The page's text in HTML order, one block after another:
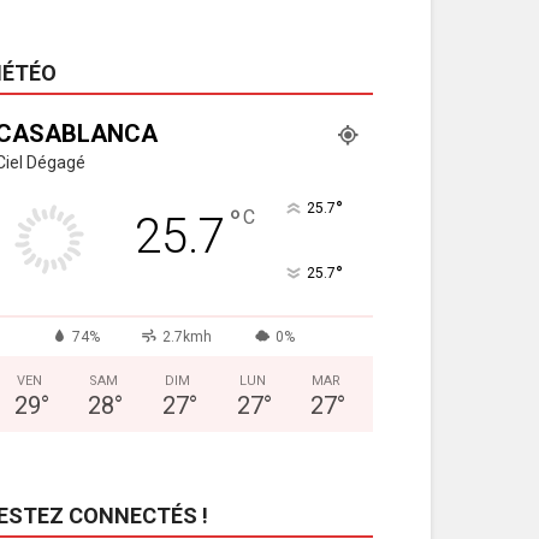
Dégagé
25.7 °C 25.7°
25.7°
74% 2.7kmh 0%
VEN
29°
SAM
28°
DIM
27°
LUN
27°
MAR
27°
CONNECTÉS !